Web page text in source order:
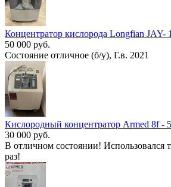
Концентратор кислорода Longfian JAY-
50 000 руб.
Состояние отличное (б/у), Г.в. 2021
Кислородный концентратор Armed 8f - 5
30 000 руб.
В отличном состоянии! Использовался
раз!